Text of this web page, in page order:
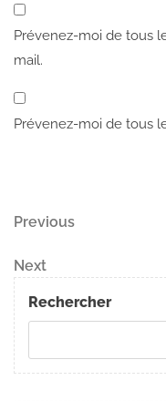
Prévenez-moi de tous
mail.
Prévenez-moi de tous
Navigation
de
l’article
Previous
Previous
Next
Post
Next
Rechercher